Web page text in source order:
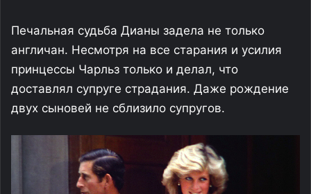
Печальная судьба Дианы задела не только
англичан. Несмотря на все старания и усилия
принцессы Чарльз только и делал, что
доставлял супруге страдания. Даже рождение
двух сыновей не сблизило супругов.